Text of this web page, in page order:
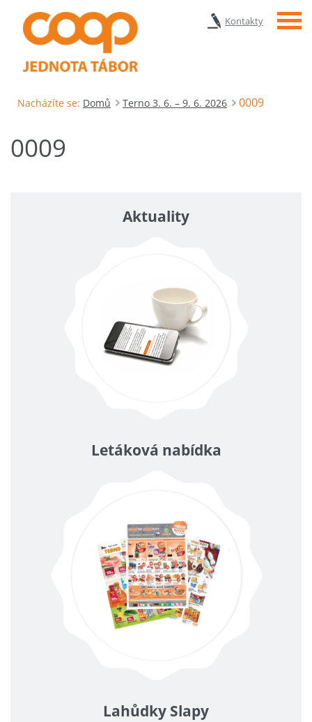
Kontakty Menu
Nacházíte se: Domů Terno 3. 6. – 9. 6. 2026 0009
0009
Aktuality
Letáková nabídka
Lahůdky Slapy